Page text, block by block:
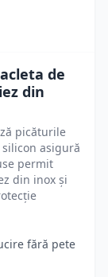
de
din
picăturile
asigură
permit
din inox și
fără pete